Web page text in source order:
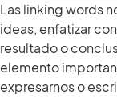
Las linking words
ideas, enfatizar
resultado o
elemento
expresarnos o